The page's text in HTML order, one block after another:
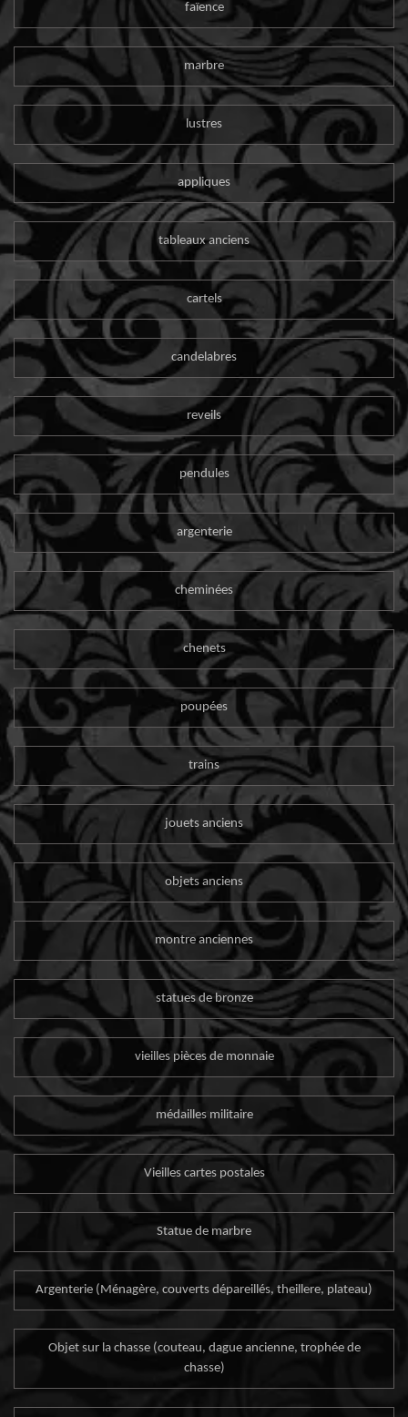
faïence
marbre
lustres
appliques
tableaux anciens
cartels
candelabres
reveils
pendules
argenterie
cheminées
chenets
poupées
trains
jouets anciens
objets anciens
montre anciennes
statues de bronze
vieilles pièces de monnaie
médailles militaire
Vieilles cartes postales
Statue de marbre
Argenterie (Ménagère, couverts dépareillés, theillere, plateau)
Objet sur la chasse (couteau, dague ancienne, trophée de
chasse)